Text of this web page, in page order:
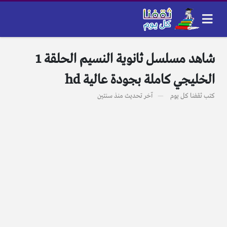
شاهد مسلسل ثانوية النسيم الحلقة 1
الخليجي كاملة بجودة عالية hd
كتبثقفنا كل يوم آخر تحديث منذ سنتين